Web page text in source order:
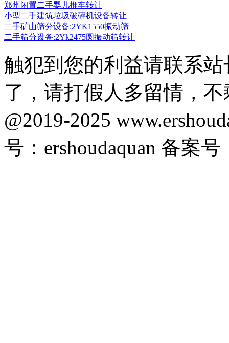
郑州闲置二手婴儿推车转让
小型二手建筑垃圾破碎机设备转让
二手矿山筛分设备:2YK1550振动筛
二手筛分设备:2Yk2475圆振动筛转让
触犯到您的利益请联系
了，请打假人多留情，
@2019-2025
号：ershoudaquan 备案